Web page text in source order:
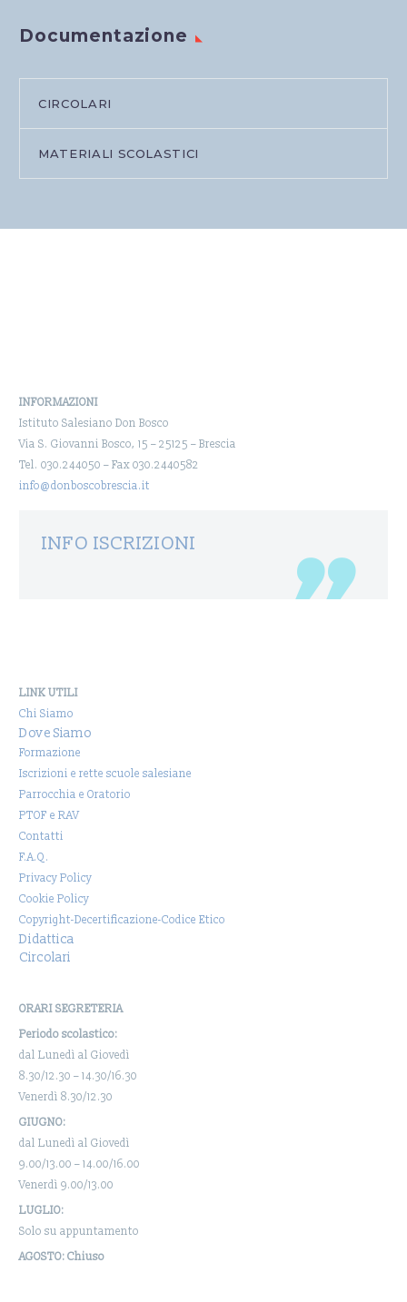
Documentazione
CIRCOLARI
MATERIALI SCOLASTICI
INFORMAZIONI
Istituto Salesiano Don Bosco
Via S. Giovanni Bosco, 15 – 25125 – Brescia
Tel. 030.244050 – Fax 030.2440582
info@donboscobrescia.it
INFO ISCRIZIONI
LINK UTILI
Chi Siamo
Dove Siamo
Formazione
Iscrizioni e rette scuole salesiane
Parrocchia e Oratorio
PTOF e RAV
Contatti
F.A.Q.
Privacy Policy
Cookie Policy
Copyright-Decertificazione-Codice Etico
Didattica
Circolari
ORARI SEGRETERIA
Periodo scolastico:
dal Lunedì al Giovedì
8.30/12.30 – 14.30/16.30
Venerdì 8.30/12.30
GIUGNO:
dal Lunedì al Giovedì
9.00/13.00 – 14.00/16.00
Venerdì 9.00/13.00
LUGLIO:
Solo su appuntamento
AGOSTO: Chiuso